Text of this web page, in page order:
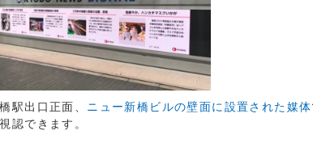
駅出口正面、 ニュー新橋ビルの壁面に設置された媒体
認できます。